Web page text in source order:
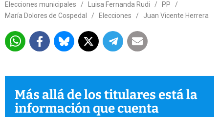
Elecciones municipales
/ Luisa Fernanda Rudi / PP
/
María Dolores de Cospedal
/ Elecciones / Juan Vicente Herrera
Más allá de los titulares está la
información que cuenta